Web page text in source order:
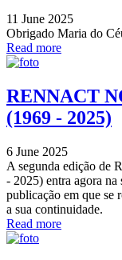
11 June 2025
Obrigado Maria do
Read more
RENNACT
(1969 - 2025)
6 June 2025
A segunda edição de
- 2025) entra agora na
publicação em que se
a sua continuidade.
Read more